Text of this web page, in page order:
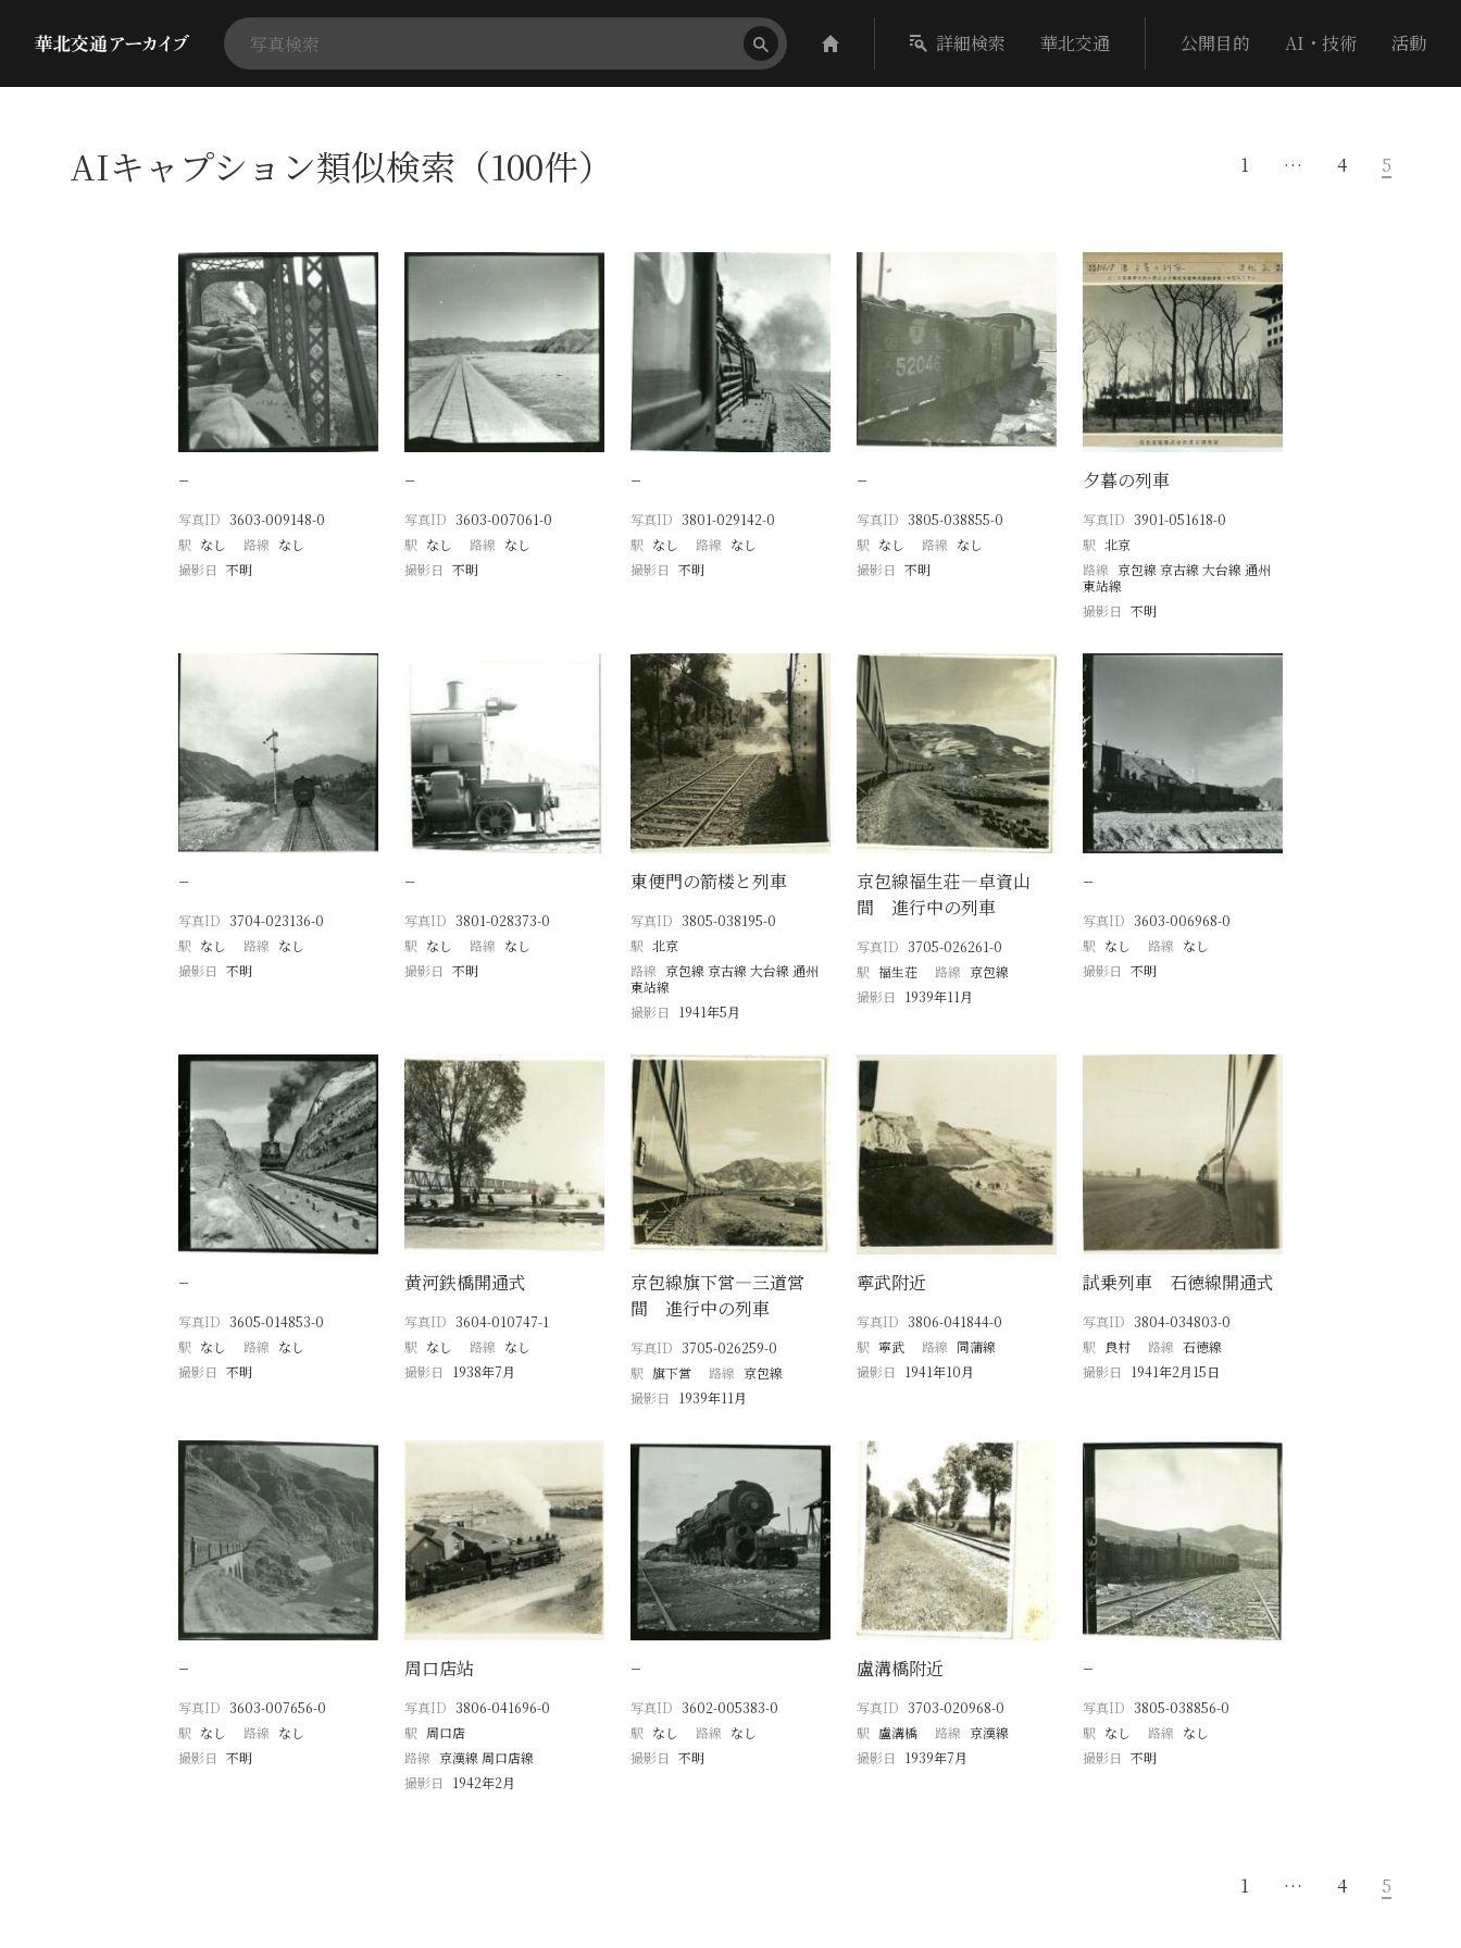
詳細検索 華北交通 公開目的 AI・技術 活動
AIキャプション類似検索（100件） 1 … 4 5
−
写真ID 3603-009148-0
駅 なし 路線 なし
撮影日 不明
−
写真ID 3603-007061-0
駅 なし 路線 なし
撮影日 不明
−
写真ID 3801-029142-0
駅 なし 路線 なし
撮影日 不明
−
写真ID 3805-038855-0
駅 なし 路線 なし
撮影日 不明
夕暮の列車
写真ID 3901-051618-0
駅 北京
路線 京包線 京古線 大台線 通州
東站線
撮影日 不明
−
写真ID 3704-023136-0
駅 なし 路線 なし
撮影日 不明
−
写真ID 3801-028373-0
駅 なし 路線 なし
撮影日 不明
東便門の箭楼と列車
写真ID 3805-038195-0
駅 北京
路線 京包線 京古線 大台線 通州
東站線
撮影日
1941年5月
京包線福生荘―卓資山
間 進行中の列車
写真ID 3705-026261-0
駅 福生荘 路線 京包線
撮影日
1939年11月
−
写真ID 3603-006968-0
駅 なし 路線 なし
撮影日 不明
−
写真ID 3605-014853-0
駅 なし 路線 なし
撮影日 不明
黄河鉄橋開通式
写真ID 3604-010747-1
駅 なし 路線 なし
撮影日
1938年7月
京包線旗下営―三道営
間 進行中の列車
写真ID 3705-026259-0
駅 旗下営 路線 京包線
撮影日
1939年11月
寧武附近
写真ID 3806-041844-0
駅 寧武 路線 同蒲線
撮影日
1941年10月
試乗列車 石徳線開通式
写真ID 3804-034803-0
駅 良村 路線 石徳線
撮影日
1941年2月15日
−
写真ID 3603-007656-0
駅 なし 路線 なし
撮影日 不明
周口店站
写真ID 3806-041696-0
駅 周口店
路線 京漢線 周口店線
撮影日
1942年2月
−
写真ID 3602-005383-0
駅 なし 路線 なし
撮影日 不明
盧溝橋附近
写真ID 3703-020968-0
駅 盧溝橋 路線 京漢線
撮影日
1939年7月
−
写真ID 3805-038856-0
駅 なし 路線 なし
撮影日 不明
1 … 4 5